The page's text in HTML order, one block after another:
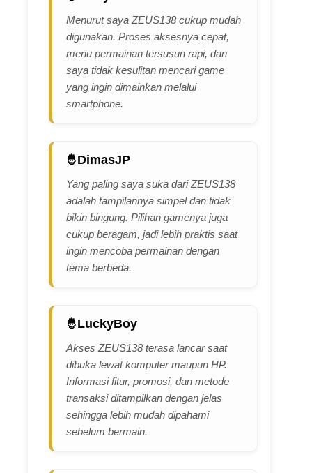
Menurut saya ZEUS138 cukup mudah
digunakan. Proses aksesnya cepat,
menu permainan tersusun rapi, dan
saya tidak kesulitan mencari game
yang ingin dimainkan melalui
smartphone.
DimasJP
Yang paling saya suka dari ZEUS138
adalah tampilannya simpel dan tidak
bikin bingung. Pilihan gamenya juga
cukup beragam, jadi lebih praktis saat
ingin mencoba permainan dengan
tema berbeda.
LuckyBoy
Akses ZEUS138 terasa lancar saat
dibuka lewat komputer maupun HP.
Informasi fitur, promosi, dan metode
transaksi ditampilkan dengan jelas
sehingga lebih mudah dipahami
sebelum bermain.